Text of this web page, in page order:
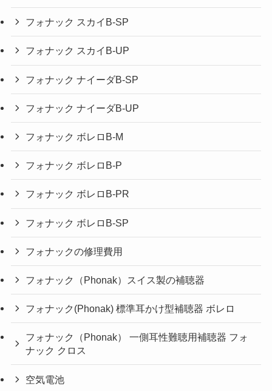
フォナック スカイB-SP
フォナック スカイB-UP
フォナック ナイーダB-SP
フォナック ナイーダB-UP
フォナック ボレロB-M
フォナック ボレロB-P
フォナック ボレロB-PR
フォナック ボレロB-SP
フォナックの修理費用
フォナック（Phonak）スイス製の補聴器
フォナック(Phonak) 標準耳かけ型補聴器 ボレロ
フォナック（Phonak） 一側耳性難聴用補聴器 フォ
ナック クロス
空気電池